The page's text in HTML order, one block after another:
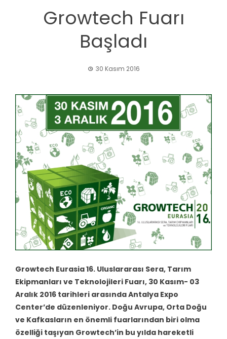
Growtech Fuarı
Başladı
30 Kasım 2016
Growtech Eurasia 16. Uluslararası Sera, Tarım
Ekipmanları ve Teknolojileri Fuarı, 30 Kasım- 03
Aralık 2016 tarihleri arasında Antalya Expo
Center’de düzenleniyor. Doğu Avrupa, Orta Doğu
ve Kafkasların en önemli fuarlarından biri olma
özelliği taşıyan Growtech’in bu yılda hareketli